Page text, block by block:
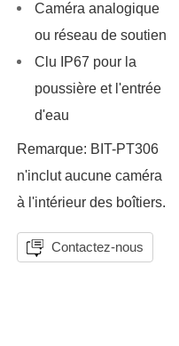
Caméra analogique
ou réseau de soutien
Clu IP67 pour la
poussière et l'entrée
d'eau
Remarque: BIT-PT306
n'inclut aucune caméra
à l'intérieur des boîtiers.
Contactez-nous